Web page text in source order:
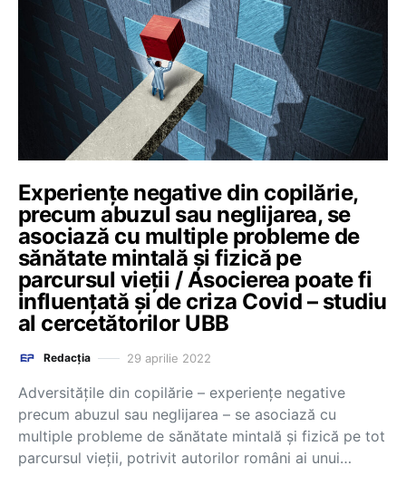
Experiențe negative din copilărie,
precum abuzul sau neglijarea, se
asociază cu multiple probleme de
sănătate mintală și fizică pe
parcursul vieții / Asocierea poate fi
influențată și de criza Covid – studiu
al cercetătorilor UBB
Redacția 29 aprilie 2022
Adversitățile din copilărie – experiențe negative
precum abuzul sau neglijarea – se asociază cu
multiple probleme de sănătate mintală și fizică pe tot
parcursul vieții, potrivit autorilor români ai unui…